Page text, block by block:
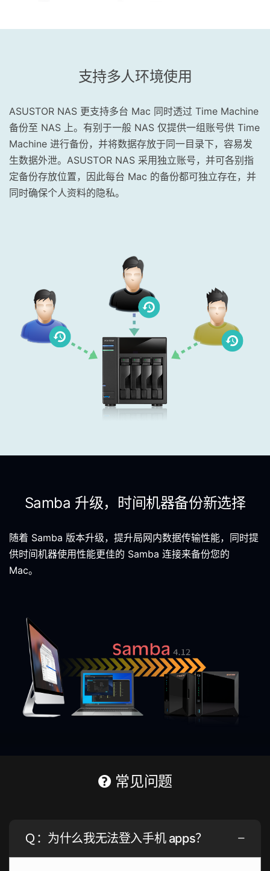
支持多人环境使用
ASUSTOR NAS 更支持多台 Mac 同时透过 Time Machine
备份至 NAS 上。有别于一般 NAS 仅提供一组账号供 Time
Machine 进行备份，并将数据存放于同一目录下，容易发
生数据外泄。ASUSTOR NAS 采用独立账号，并可各别指
定备份存放位置，因此每台 Mac 的备份都可独立存在，并
同时确保个人资料的隐私。
Samba 升级，时间机器备份新选择
随着 Samba 版本升级，提升局网内数据传输性能，同时提
供时间机器使用性能更佳的 Samba 连接来备份您的
Mac。
常见问题
Ｑ：为什么我无法登入手机 apps？